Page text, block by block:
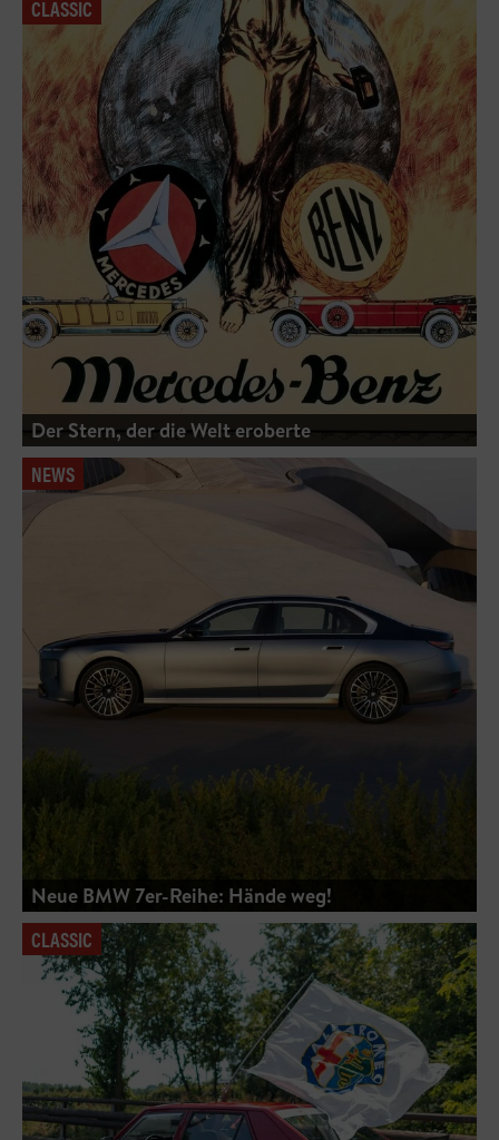
CLASSIC
Der Stern, der die Welt eroberte
NEWS
Neue BMW 7er-Reihe: Hände weg!
CLASSIC